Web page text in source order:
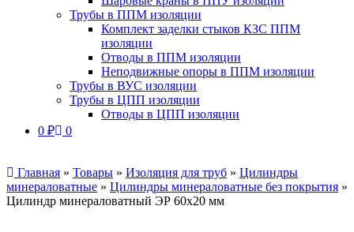
Трубы в ППМ изоляции
Комплект заделки стыков КЗС ППМ
изоляции
Отводы в ППМ изоляции
Неподвижные опоры в ППМ изоляции
Трубы в ВУС изоляции
Трубы в ЦПП изоляции
Отводы в ЦПП изоляции
0 ₽ 0
Главная » Товары » Изоляция для труб » Цилиндры
минераловатные » Цилиндры минераловатные без покрытия »
Цилиндр минераловатный ЭР 60х20 мм